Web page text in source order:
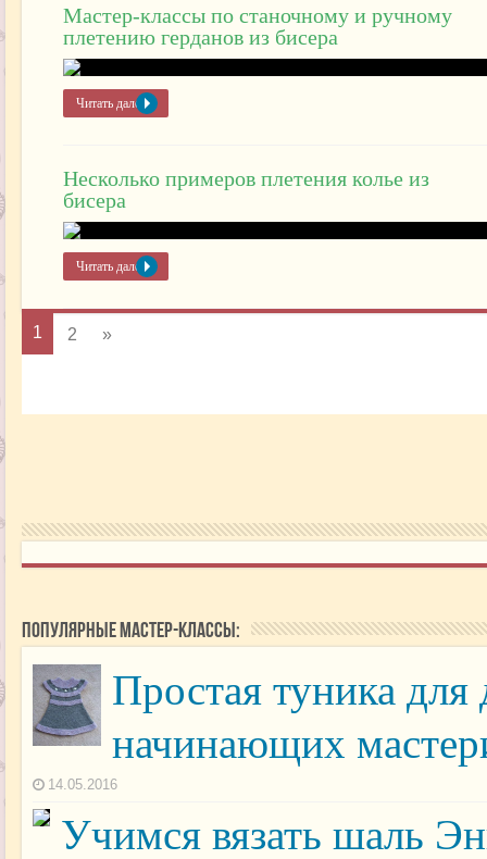
Мастер-классы по станочному и ручному
плетению герданов из бисера
Читать далее »
Несколько примеров плетения колье из
бисера
Читать далее »
1 2 »
Популярные мастер-классы:
Простая туника
начинающих
14.05.2016
Учимся вязать шаль